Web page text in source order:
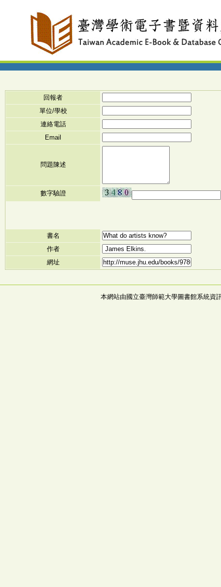
回報者
單位/學校
連絡電話
Email
問題陳述
數字驗證
書名
作者
網址
本網站由國立臺灣師範大學圖書館系統資